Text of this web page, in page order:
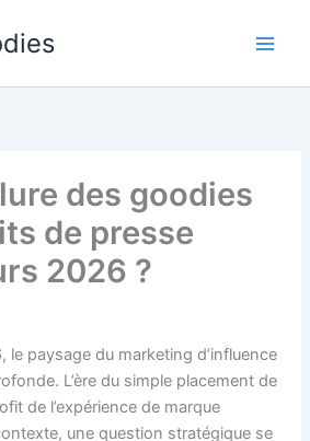
des goodies
de presse
2026 ?
le paysage du marketing d’influence
L’ère du simple placement de
de l’expérience de marque
une question stratégique se